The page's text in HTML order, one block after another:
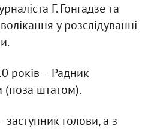
Г. Гонгадзе та
у розслідуванні
років − Радник
(поза штатом).
заступник голови, а з